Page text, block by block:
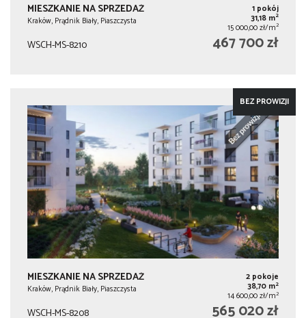
MIESZKANIE NA SPRZEDAŻ
Kraków, Prądnik Biały, Piaszczysta
1 pokój
31,18 m2
15 000,00 zł/m2
WSCH-MS-8210 467 700 zł
BEZ PROWIZJI
MIESZKANIE NA SPRZEDAŻ
Kraków, Prądnik Biały, Piaszczysta
2 pokoje
38,70 m2
14 600,00 zł/m2
WSCH-MS-8208 565 020 zł